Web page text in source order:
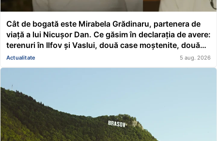
Cât de bogată este Mirabela Grădinaru, partenera de
viață a lui Nicușor Dan. Ce găsim în declarația de avere:
terenuri în Ilfov și Vaslui, două case moștenite, două
mașini, acțiuni Renault și un împrumut de peste
116.000 de lei acordat unei asociații
Actualitate 5 aug. 2026